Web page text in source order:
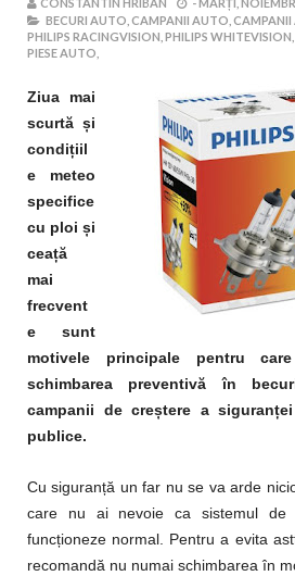
BECURI AUTO, CAMPANII AUTO, CAMPANII
PHILIPS RACINGVISION, PHILIPS WHITEVISION,
PIESE AUTO,
Ziua mai
scurtă și
condițiil
e meteo
specifice
cu ploi și
ceață
mai
frecvent
e sunt
motivele principale pentru
schimbarea preventivă în
campanii de creștere a
publice.
Cu siguranță un far nu se va arde
care nu ai nevoie ca sistemul de
funcționeze normal. Pentru a evita
recomandă nu numai schimbarea în